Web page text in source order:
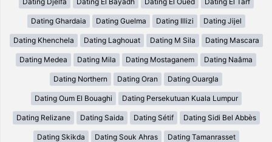
Dating Ghardaia Dating Guelma Dating Illizi Dating Jijel
Dating Khenchela Dating Laghouat Dating M Sila Dating Mascara
Dating Medea Dating Mila Dating Mostaganem Dating Naâma
Dating Northern Dating Oran Dating Ouargla
Dating Oum El Bouaghi Dating Persekutuan Kuala Lumpur
Dating Relizane Dating Saida Dating Sétif Dating Sidi Bel Abbès
Dating Skikda Dating Souk Ahras Dating Tamanrasset